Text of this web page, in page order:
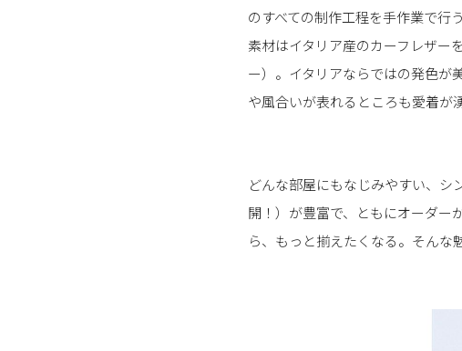
のすべての制作工程を手作業で行
素材はイタリア産のカーフレザー
ー）。イタリアならではの発色が
や風合いが表れるところも愛着が
どんな部屋にもなじみやすい、
開！）が豊富で、ともにオーダー
ら、もっと揃えたくなる。そんな